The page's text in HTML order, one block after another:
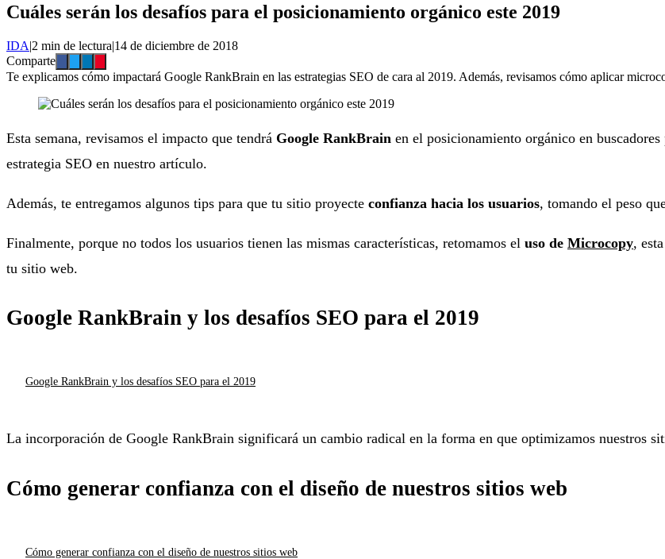
Cuáles serán los desafíos para el posicionamiento orgánico este 2019
IDA|2 min de lectura|14 de diciembre de 2018
Comparte
Te explicamos cómo impactará Google RankBrain en las estrategias SEO de cara al 2019. Además, revisamos cómo aplicar
Esta semana, revisamos el impacto que tendrá Google RankBrain en el posicionamiento orgánico en
estrategia SEO en nuestro artículo.
Además, te entregamos algunos tips para que tu sitio proyecte confianza hacia los usuarios, tomando el peso
Finalmente, porque no todos los usuarios tienen las mismas características, retomamos el uso de Microcopy,
tu sitio web.
Google RankBrain y los desafíos SEO para el 2019
Google RankBrain y los desafíos SEO para el 2019
La incorporación de Google RankBrain significará un cambio radical en la forma en que optimizamos nuestros
Cómo generar confianza con el diseño de nuestros sitios web
Cómo generar confianza con el diseño de nuestros sitios web